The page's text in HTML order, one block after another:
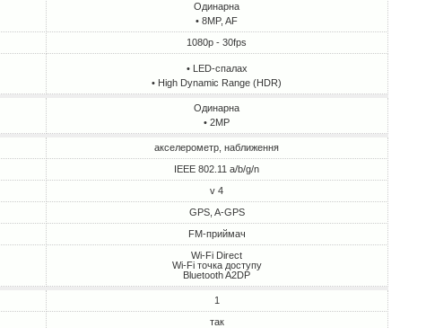
Одинарна
• 8MP, AF
1080p - 30fps
• LED-спалах
• High Dynamic Range (HDR)
Одинарна
• 2MP
акселерометр, наближення
IEEE 802.11 a/b/g/n
v 4
GPS, A-GPS
FM-приймач
Wi-Fi Direct
Wi-Fi точка доступу
Bluetooth A2DP
1
так